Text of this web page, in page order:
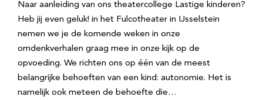
Naar aanleiding van ons theatercollege Lastige kinderen?
Heb jij even geluk! in het Fulcotheater in IJsselstein
nemen we je de komende weken in onze
omdenkverhalen graag mee in onze kijk op de
opvoeding. We richten ons op één van de meest
belangrijke behoeften van een kind: autonomie. Het is
namelijk ook meteen de behoefte die…